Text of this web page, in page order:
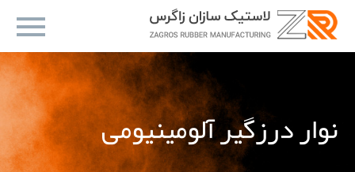
نوار درزگیر آلومینیومی